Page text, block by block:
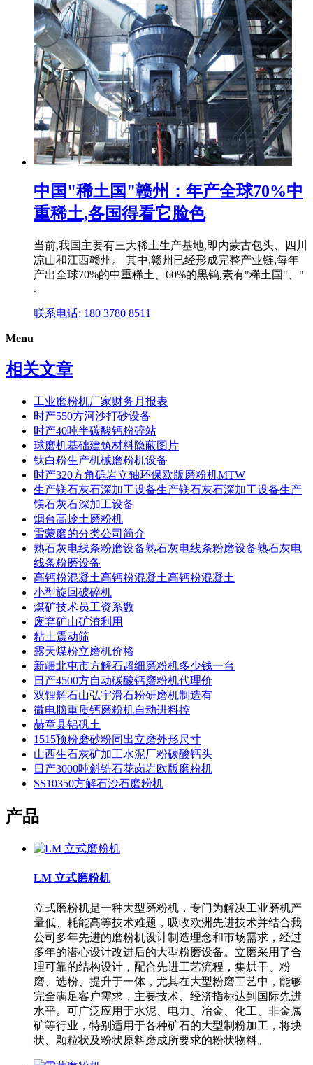
中国"稀土国"赣州：年产全球70%中
重稀土,各国得看它脸色
当前,我国主要有三大稀土生产基地,即内蒙古包头、四川
凉山和江西赣州。 其中,赣州已经形成完整产业链,每年
产出全球70%的中重稀土、60%的黒钨,素有"稀土国"、"
.
联系电话: 180 3780 8511
Menu
相关文章
工业磨粉机厂家财务月报表
时产550方河沙打砂设备
时产40吨半碳酸钙粉碎站
球磨机基础建筑材料隐蔽图片
钛白粉生产机械磨粉机设备
时产320方角砾岩立轴环保欧版磨粉机MTW
生产镁石灰石深加工设备生产镁石灰石深加工设备生产
镁石灰石深加工设备
烟台高岭土磨粉机
雷蒙磨的分类公司简介
熟石灰电线条粉磨设备熟石灰电线条粉磨设备熟石灰电
线条粉磨设备
高钙粉混凝土高钙粉混凝土高钙粉混凝土
小型旋回破碎机
煤矿技术员工资系数
废弃矿山矿渣利用
粘土震动筛
露天煤粉立磨机价格
新疆北屯市方解石超细磨粉机多少钱一台
日产4500方自动碳酸钙磨粉机代理价
双锂辉石山弘宇滑石粉研磨机制造有
微电脑重质钙磨粉机自动进料控
赫章县铝矾土
1515预粉磨砂粉同出立磨外形尺寸
山西生石灰矿加工水泥厂粉碳酸钙头
日产3000吨斜锆石花岗岩欧版磨粉机
SS10350方解石沙石磨粉机
产品
LM 立式磨粉机
立式磨粉机是一种大型磨粉机，专门为解决工业磨机产
量低、耗能高等技术难题，吸收欧洲先进技术并结合我
公司多年先进的磨粉机设计制造理念和市场需求，经过
多年的潜心设计改进后的大型粉磨设备。立磨采用了合
理可靠的结构设计，配合先进工艺流程，集烘干、粉
磨、选粉、提升于一体，尤其在大型粉磨工艺中，能够
完全满足客户需求，主要技术、经济指标达到国际先进
水平。可广泛应用于水泥、电力、冶金、化工、非金属
矿等行业，特别适用于各种矿石的大型制粉加工，将块
状、颗粒状及粉状原料磨成所要求的粉状物料。